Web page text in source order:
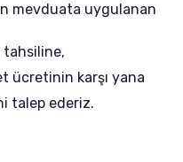
mevduata uygulanan
tahsiline,
ücretinin karşı yana
talep ederiz.